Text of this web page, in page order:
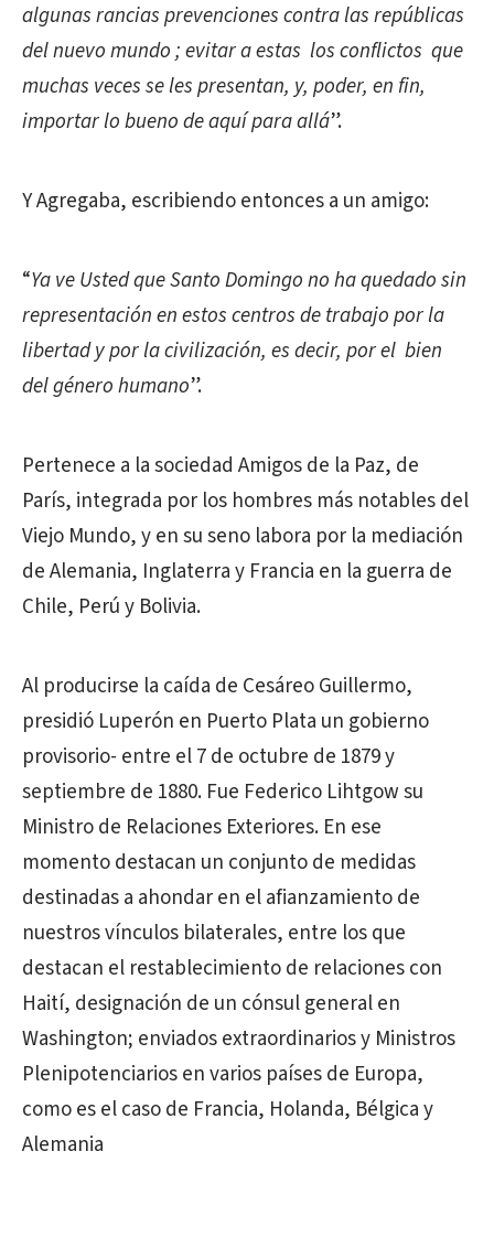
algunas rancias prevenciones contra las repúblicas
del nuevo mundo ; evitar a estas los conflictos que
muchas veces se les presentan, y, poder, en fin,
importar lo bueno de aquí para allá”.
Y Agregaba, escribiendo entonces a un amigo:
“Ya ve Usted que Santo Domingo no ha quedado sin
representación en estos centros de trabajo por la
libertad y por la civilización, es decir, por el bien
del género humano”.
Pertenece a la sociedad Amigos de la Paz, de
París, integrada por los hombres más notables del
Viejo Mundo, y en su seno labora por la mediación
de Alemania, Inglaterra y Francia en la guerra de
Chile, Perú y Bolivia.
Al producirse la caída de Cesáreo Guillermo,
presidió Luperón en Puerto Plata un gobierno
provisorio- entre el 7 de octubre de 1879 y
septiembre de 1880. Fue Federico Lihtgow su
Ministro de Relaciones Exteriores. En ese
momento destacan un conjunto de medidas
destinadas a ahondar en el afianzamiento de
nuestros vínculos bilaterales, entre los que
destacan el restablecimiento de relaciones con
Haití, designación de un cónsul general en
Washington; enviados extraordinarios y Ministros
Plenipotenciarios en varios países de Europa,
como es el caso de Francia, Holanda, Bélgica y
Alemania